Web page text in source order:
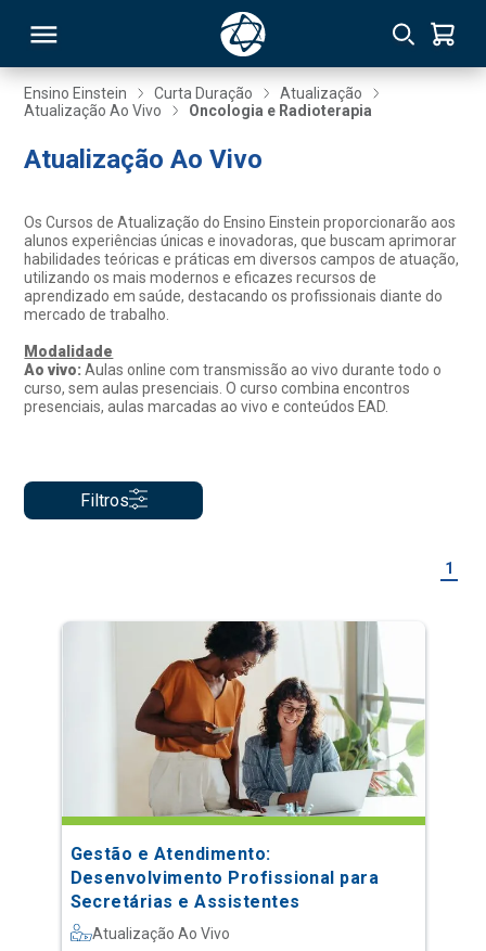
Ensino Einstein Curta Duração
Atualização
Atualização Ao Vivo
Oncologia e Radioterapia
Atualização Ao Vivo
Os Cursos de Atualização do Ensino Einstein proporcionarão aos
alunos experiências únicas e inovadoras, que buscam aprimorar
habilidades teóricas e práticas em diversos campos de atuação,
utilizando os mais modernos e eficazes recursos de
aprendizado em saúde, destacando os profissionais diante do
mercado de trabalho.
Modalidade
Ao vivo:Aulas online com transmissão ao vivo durante todo o
curso, sem aulas presenciais. O curso combina encontros
presenciais, aulas marcadas ao vivo e conteúdos EAD.
Filtros
1
Gestão e Atendimento:
Desenvolvimento Profissional para
Secretárias e Assistentes
Atualização Ao Vivo